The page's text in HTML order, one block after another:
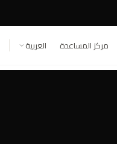
مركز المساعدة العربية